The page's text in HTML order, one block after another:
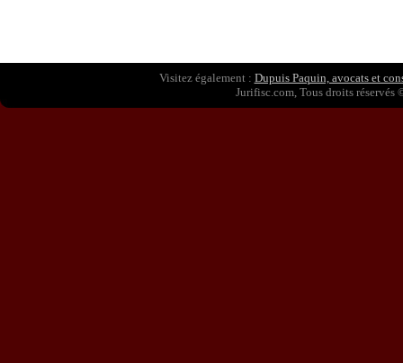
Visitez également : Dupuis Paquin, avocats et
Jurifisc.com, Tous droits réservés